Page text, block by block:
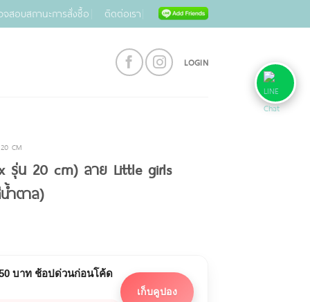
จสอบสถานะการสั่งซื้อ ติดต่อเรา
LOGIN
CM
รุ่น 20 cm) ลาย Little girls
ำตาล)
บาท ช้อปด่วนก่อนโค้ด
เก็บคูปอง